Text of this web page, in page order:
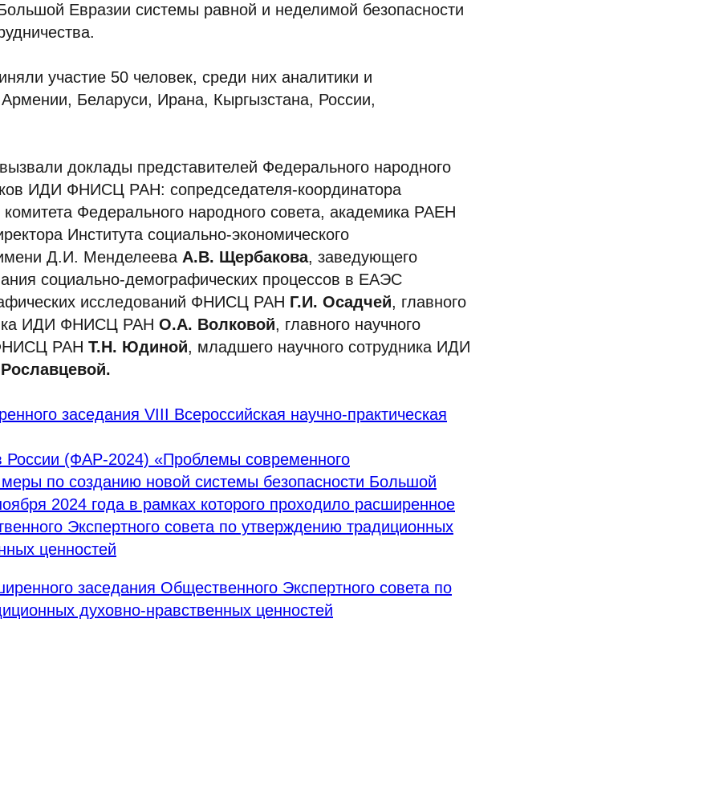
Евразии системы равной и неделимой безопасности
участие 50 человек, среди них аналитики и
Беларуси, Ирана, Кыргызстана, России,
доклады представителей Федерального народного
ИДИ ФНИСЦ РАН: сопредседателя-координатора
комитета Федерального народного совета, академика РАЕН
Института социально-экономического
Д.И. Менделеева А.В. Щербакова, заведующего
социально-демографических процессов в ЕАЭС
исследований ФНИСЦ РАН Г.И. Осадчей, главного
ИДИ ФНИСЦ РАН О.А. Волковой, главного научного
РАН Т.Н. Юдиной, младшего научного сотрудника ИДИ
заседания VIII Всероссийская научно-практическая
России (ФАР-2024) «Проблемы современного
по созданию новой системы безопасности Большой
2024 года в рамках которого проходило расширенное
Экспертного совета по утверждению традиционных
ценностей
заседания Общественного Экспертного совета по
духовно-нравственных ценностей